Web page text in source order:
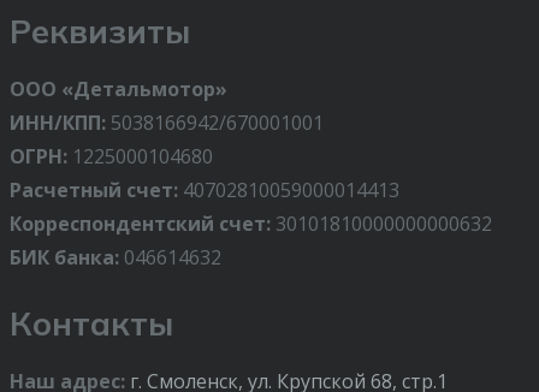
Реквизиты
ООО «Детальмотор»
ИНН/КПП: 5038166942/670001001
ОГРН: 1225000104680
Расчетный счет: 40702810059000014413
Корреспондентский счет: 30101810000000000632
БИК банка: 046614632
Контакты
Наш адрес: г. Смоленск, ул. Крупской 68, стр.1